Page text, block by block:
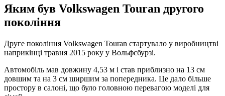
Яким був Volkswagen Touran другого
покоління
Друге покоління Volkswagen Touran стартувало у виробництві
наприкінці травня 2015 року у Вольфсбурзі.
Автомобіль мав довжину 4,53 м і став приблизно на 13 см
довшим та на 3 см ширшим за попередника. Це дало більше
простору в салоні, що було головною перевагою моделі для